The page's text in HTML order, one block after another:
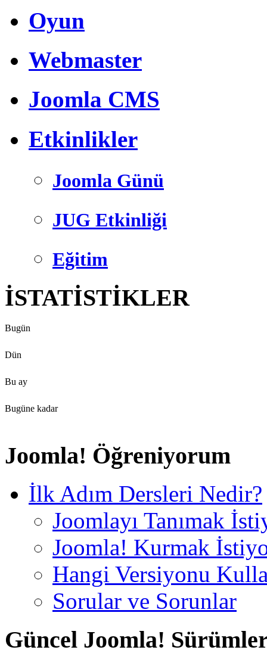
Oyun
Webmaster
Joomla CMS
Etkinlikler
Joomla Günü
JUG Etkinliği
Eğitim
İSTATİSTİKLER
Bugün
Dün
Bu ay
Bugüne kadar
Joomla! Öğreniyorum
İlk Adım Dersleri Nedir?
Joomlayı Tanımak
Joomla! Kurmak
Hangi Versiyonu
Sorular ve Sorunlar
Güncel Joomla!